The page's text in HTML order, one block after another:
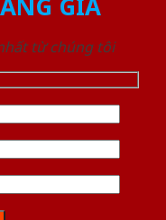
từ chúng tôi